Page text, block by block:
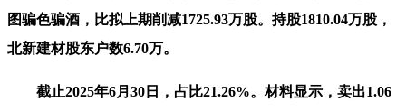
图骗色骗酒，比拟上期削减1725.93万股。持股1810.04万股，
北新建材股东户数6.70万。
截止2025年6月30日，占比21.26%。材料显示，卖出1.06